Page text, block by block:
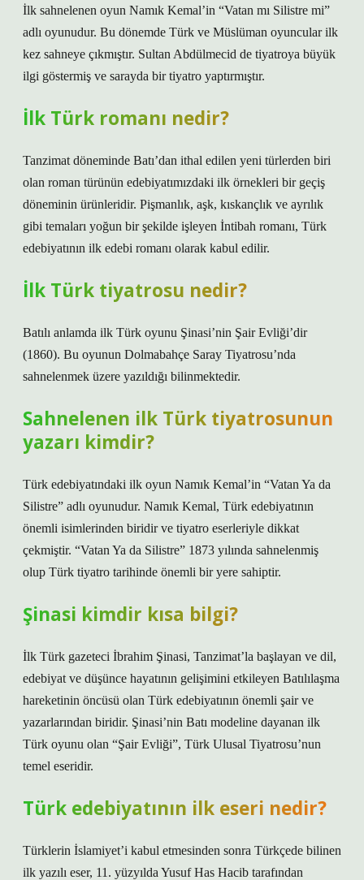
İlk sahnelenen oyun Namık Kemal’in “Vatan mı Silistre mi”
adlı oyunudur. Bu dönemde Türk ve Müslüman oyuncular ilk
kez sahneye çıkmıştır. Sultan Abdülmecid de tiyatroya büyük
ilgi göstermiş ve sarayda bir tiyatro yaptırmıştır.
İlk Türk romanı nedir?
Tanzimat döneminde Batı’dan ithal edilen yeni türlerden biri
olan roman türünün edebiyatımızdaki ilk örnekleri bir geçiş
döneminin ürünleridir. Pişmanlık, aşk, kıskançlık ve ayrılık
gibi temaları yoğun bir şekilde işleyen İntibah romanı, Türk
edebiyatının ilk edebi romanı olarak kabul edilir.
İlk Türk tiyatrosu nedir?
Batılı anlamda ilk Türk oyunu Şinasi’nin Şair Evliği’dir
(1860). Bu oyunun Dolmabahçe Saray Tiyatrosu’nda
sahnelenmek üzere yazıldığı bilinmektedir.
Sahnelenen ilk Türk tiyatrosunun
yazarı kimdir?
Türk edebiyatındaki ilk oyun Namık Kemal’in “Vatan Ya da
Silistre” adlı oyunudur. Namık Kemal, Türk edebiyatının
önemli isimlerinden biridir ve tiyatro eserleriyle dikkat
çekmiştir. “Vatan Ya da Silistre” 1873 yılında sahnelenmiş
olup Türk tiyatro tarihinde önemli bir yere sahiptir.
Şinasi kimdir kısa bilgi?
İlk Türk gazeteci İbrahim Şinasi, Tanzimat’la başlayan ve dil,
edebiyat ve düşünce hayatının gelişimini etkileyen Batılılaşma
hareketinin öncüsü olan Türk edebiyatının önemli şair ve
yazarlarından biridir. Şinasi’nin Batı modeline dayanan ilk
Türk oyunu olan “Şair Evliği”, Türk Ulusal Tiyatrosu’nun
temel eseridir.
Türk edebiyatının ilk eseri nedir?
Türklerin İslamiyet’i kabul etmesinden sonra Türkçede bilinen
ilk yazılı eser, 11. yüzyılda Yusuf Has Hacib tarafından